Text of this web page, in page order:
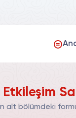
alt bölümdeki